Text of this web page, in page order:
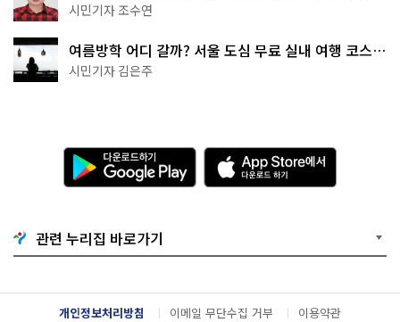
·무더위쉼터까지
시민기자 조수연
여름방학 어디 갈까? 서울 도심 무료 실내 여행 코스
추천
시민기자 김은주
다
운
로
기
G
o
g
l
A
p
p
e
서
다
관련 누리집 바로가기
개인정보처리방침 이메일 무단수집 거부 이용약관